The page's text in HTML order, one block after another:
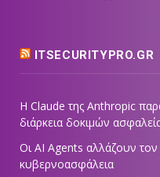
ITSECURITYPRO.GR
Η Claude της Anthropic
διάρκεια δοκιμών
Οι AI Agents αλλάζουν
κυβερνοασφάλεια